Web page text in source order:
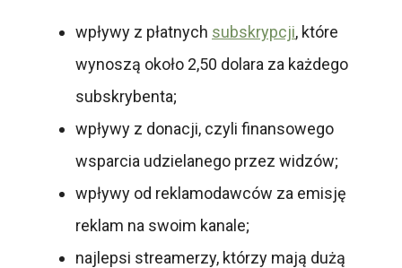
wpływy z płatnych subskrypcji, które
wynoszą około 2,50 dolara za każdego
subskrybenta;
wpływy z donacji, czyli finansowego
wsparcia udzielanego przez widzów;
wpływy od reklamodawców za emisję
reklam na swoim kanale;
najlepsi streamerzy, którzy mają dużą